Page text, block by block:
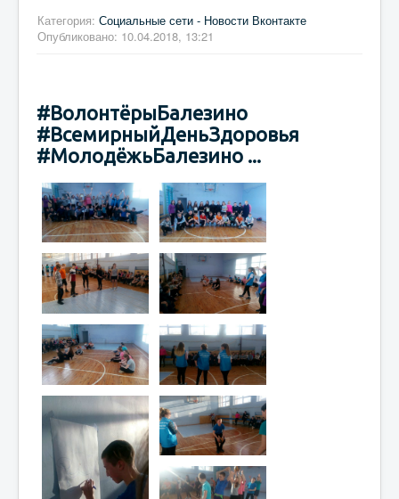
Категория: Социальные сети - Новости Вконтакте
Опубликовано: 10.04.2018, 13:21
#ВолонтёрыБалезино
#ВсемирныйДеньЗдоровья
#МолодёжьБалезино ...